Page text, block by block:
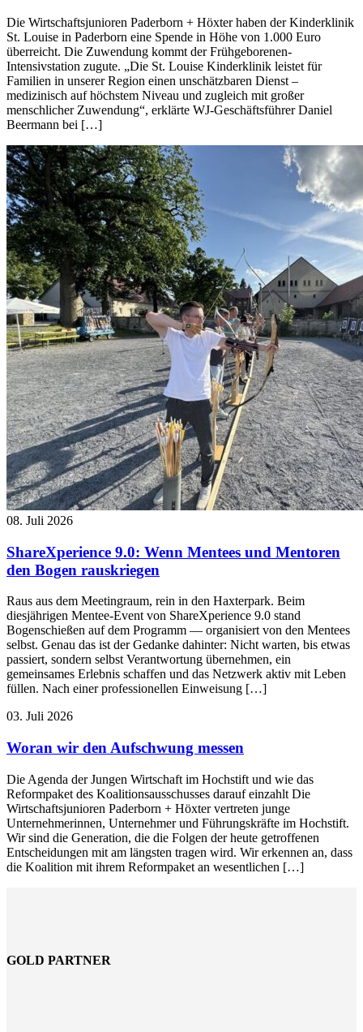
Die Wirtschaftsjunioren Paderborn + Höxter haben der Kinderklinik
St. Louise in Paderborn eine Spende in Höhe von 1.000 Euro
überreicht. Die Zuwendung kommt der Frühgeborenen-
Intensivstation zugute. „Die St. Louise Kinderklinik leistet für
Familien in unserer Region einen unschätzbaren Dienst –
medizinisch auf höchstem Niveau und zugleich mit großer
menschlicher Zuwendung“, erklärte WJ-Geschäftsführer Daniel
Beermann bei […]
08. Juli 2026
ShareXperience 9.0: Wenn Mentees und Mentoren
den Bogen rauskriegen
Raus aus dem Meetingraum, rein in den Haxterpark. Beim
diesjährigen Mentee-Event von ShareXperience 9.0 stand
Bogenschießen auf dem Programm — organisiert von den Mentees
selbst. Genau das ist der Gedanke dahinter: Nicht warten, bis etwas
passiert, sondern selbst Verantwortung übernehmen, ein
gemeinsames Erlebnis schaffen und das Netzwerk aktiv mit Leben
füllen. Nach einer professionellen Einweisung […]
03. Juli 2026
Woran wir den Aufschwung messen
Die Agenda der Jungen Wirtschaft im Hochstift und wie das
Reformpaket des Koalitionsausschusses darauf einzahlt Die
Wirtschaftsjunioren Paderborn + Höxter vertreten junge
Unternehmerinnen, Unternehmer und Führungskräfte im Hochstift.
Wir sind die Generation, die die Folgen der heute getroffenen
Entscheidungen mit am längsten tragen wird. Wir erkennen an, dass
die Koalition mit ihrem Reformpaket an wesentlichen […]
GOLD PARTNER